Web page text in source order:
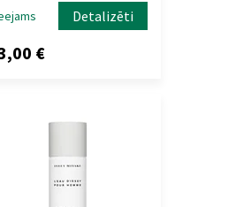
Detalizēti
€